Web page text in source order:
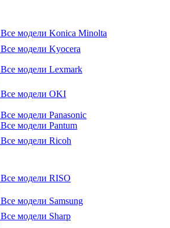
Все модели Konica Minolta
Все модели Kyocera
Все модели Lexmark
Все модели OKI
Все модели Panasonic
Все модели Pantum
Все модели Ricoh
Все модели RISO
Все модели Samsung
Все модели Sharp